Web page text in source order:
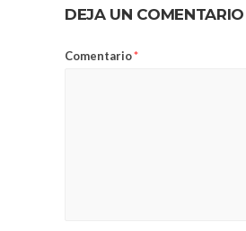
DEJA UN COMENTARIO
Comentario*